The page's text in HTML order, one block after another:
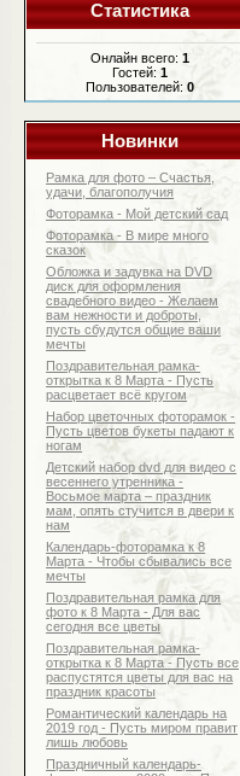
Статистика
Онлайн всего: 1
Гостей: 1
Пользователей: 0
Новинки
Рамка для фото – Счастья,
удачи, благополучия
Фоторамка - Мой детский сад
Фоторамка - В мире много
сказок
Обложка и задувка на DVD
диск для оформления
свадебного видео - Желаем
вам нежности и доброты,
пусть сбудутся общие ваши
мечты
Поздравительная рамка-
открытка к 8 Марта - Пусть
расцветает всё кругом
Набор цветочных фоторамок -
Пусть цветов букеты падают к
ногам
Детский набор dvd для видео с
весеннего утренника -
Восьмое марта – праздник
мам, опять стучится в двери к
нам
Календарь-фоторамка к 8
Марта - Чтобы сбывались все
мечты
Поздравительная рамка для
фото к 8 Марта - Для вас
сегодня все цветы
Поздравительная рамка-
открытка к 8 Марта - Пусть все
распустятся цветы для вас на
праздник красоты
Романтический календарь на
2019 год - Пусть миром правит
лишь любовь
Праздничный календарь-